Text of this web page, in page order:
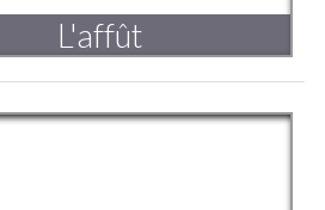
L'affût
Triptyque
Voyager dans l’invisible